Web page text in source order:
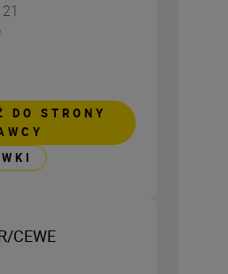
DO STRONY
CEWE